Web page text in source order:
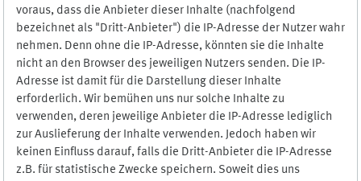
voraus, dass die Anbieter dieser Inhalte (nachfolgend
bezeichnet als "Dritt-Anbieter") die IP-Adresse der Nutzer wahr
nehmen. Denn ohne die IP-Adresse, könnten sie die Inhalte
nicht an den Browser des jeweiligen Nutzers senden. Die IP-
Adresse ist damit für die Darstellung dieser Inhalte
erforderlich. Wir bemühen uns nur solche Inhalte zu
verwenden, deren jeweilige Anbieter die IP-Adresse lediglich
zur Auslieferung der Inhalte verwenden. Jedoch haben wir
keinen Einfluss darauf, falls die Dritt-Anbieter die IP-Adresse
z.B. für statistische Zwecke speichern. Soweit dies uns